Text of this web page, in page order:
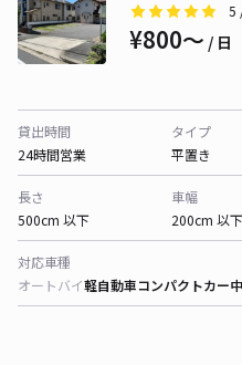
5
¥800〜 / 日
貸出時間
24時間営業
タイプ
平置き
長さ
500cm 以下
車幅
200cm 以下
対応車種
オートバイ軽自動車コンパクトカー